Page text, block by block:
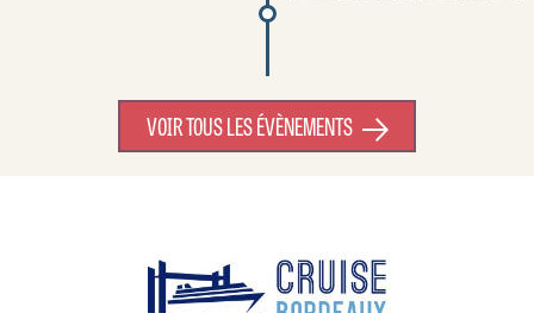
VOIR TOUS LES ÉVÈNEMENTS